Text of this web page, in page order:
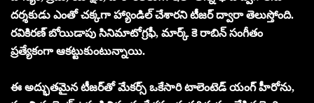
దర్శకుడు ఎంతో చక్కగా హ్యాండిల్ చేశారని టీజర్ ద్వారా తెలుస్తోంది.
రవికిరణ్ బోయిడాపు సినిమాటోగ్రఫీ, మార్క్ కె రాబిన్ సంగీతం
ప్రత్యేకంగా ఆకట్టుకుంటున్నాయి.
ఈ అద్భుతమైన టీజర్‌తో మేకర్స్ ఒకేసారి టాలెంటెడ్ యంగ్ హీరోను,